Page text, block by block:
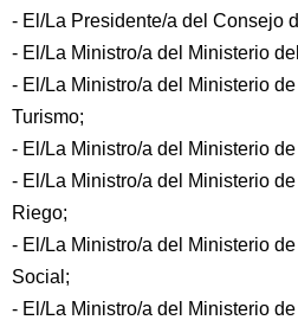
- El/La Presidente/a del Consejo
- El/La Ministro/a del Ministerio
- El/La Ministro/a del Ministerio
Turismo;
- El/La Ministro/a del Ministerio
- El/La Ministro/a del Ministerio
Riego;
- El/La Ministro/a del Ministerio
Social;
- El/La Ministro/a del Ministerio